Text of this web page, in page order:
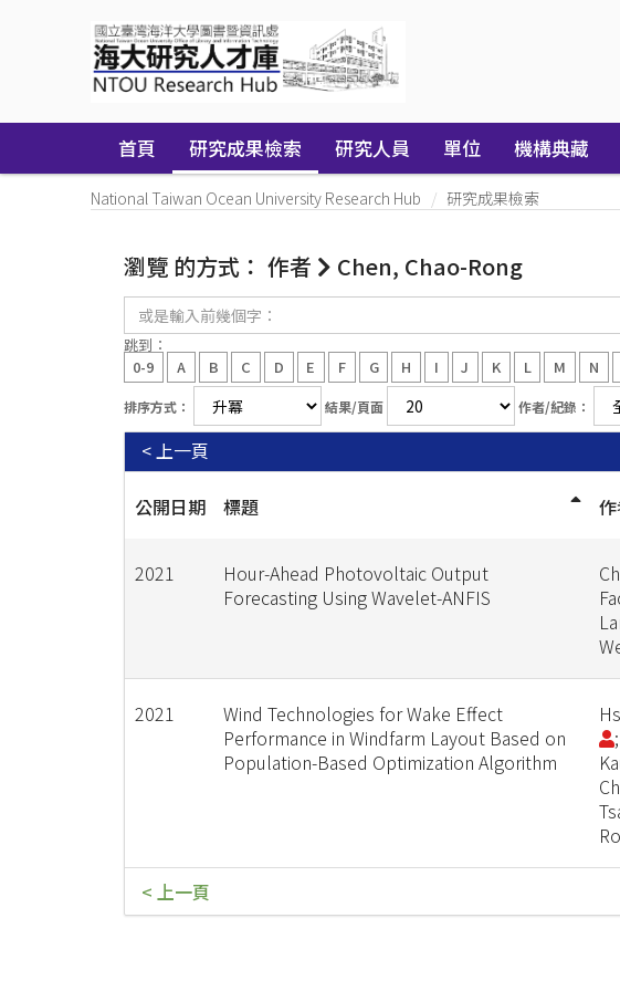
首頁 研究成果檢索 研究人員 單位 機構典藏
National Taiwan Ocean University Research Hub 研究成果檢索
瀏覽 的方式： 作者 Chen, Chao-Rong
或
輸
入
前
幾
字：
跳到：
0-9
A B C D E F G H I J K L M N
排序方式： 結果/頁面 作者/紀錄：
< 上一頁
公開日期 標題
2021
Hour-Ahead Photovoltaic Output
Forecasting Using Wavelet-ANFIS
2021
Wind Technologies for Wake Effect
Performance in Windfarm Layout Based on
Population-Based Optimization Algorithm
< 上一頁